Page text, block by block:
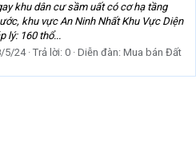
khu dân cư sầm uất có cơ hạ tầng
khu vực An Ninh Nhất Khu Vực Diện
lý: 160 thổ...
5/24 Trả lời: 0 Diễn đàn: Mua bán Đất